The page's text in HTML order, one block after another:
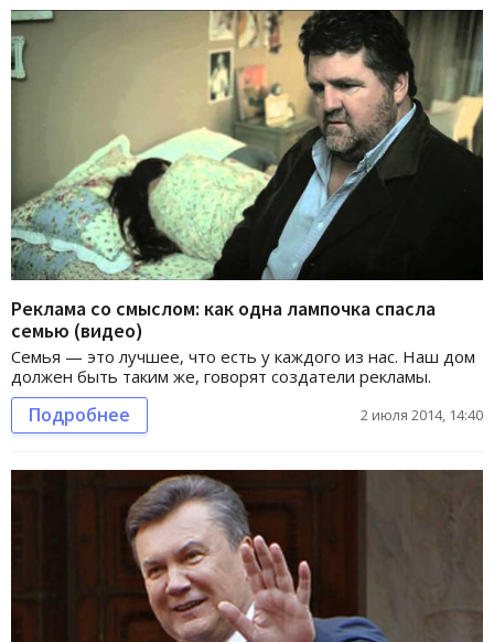
Реклама со смыслом: как одна лампочка спасла
семью (видео)
Семья — это лучшее, что есть у каждого из нас. Наш дом
должен быть таким же, говорят создатели рекламы.
Подробнее 2 июля 2014, 14:40